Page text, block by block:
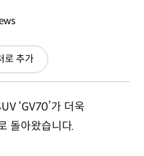
로 추가(새
창
‘GV70’가 더욱
돌아왔습니다.